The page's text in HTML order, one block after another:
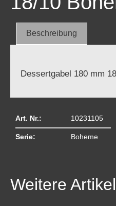
Beschreibung
Dessertgabel 180 mm
Art. Nr.: 10231105
Serie: Boheme
Weitere